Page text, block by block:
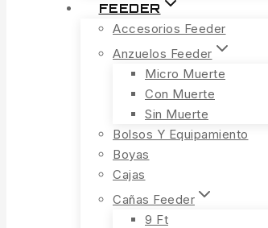
FEEDER
Accesorios Feeder
Anzuelos Feeder
Micro Muerte
Con Muerte
Sin Muerte
Bolsos Y Equipamiento
Boyas
Cajas
Cañas Feeder
9 Ft